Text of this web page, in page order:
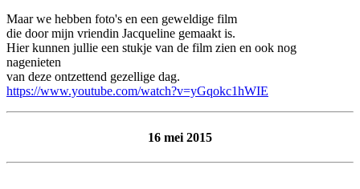
Maar we hebben foto's en een geweldige film
die door mijn vriendin Jacqueline gemaakt is.
Hier kunnen jullie een stukje van de film zien en ook nog
nagenieten
van deze ontzettend gezellige dag.
https://www.youtube.com/watch?v=yGqokc1hWIE
16 mei 2015